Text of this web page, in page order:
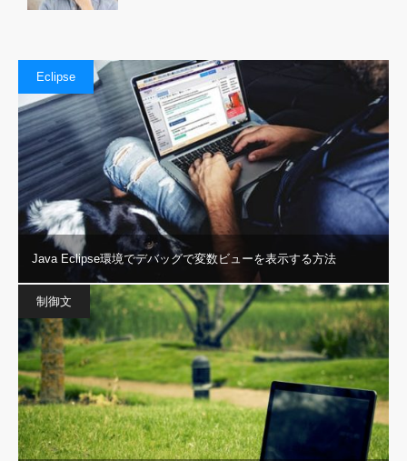
Eclipse
Java Eclipse環境でデバッグで変数ビューを表示する方法
制御文